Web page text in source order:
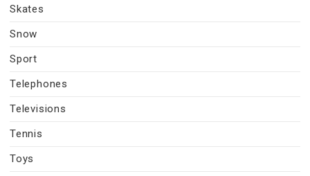
Skates
Snow
Sport
Telephones
Televisions
Tennis
Toys